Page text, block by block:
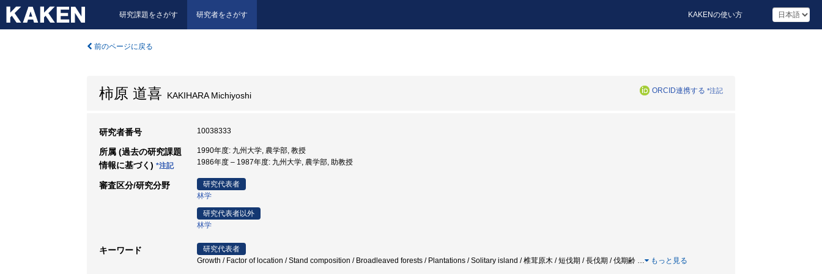
研究課題をさがす 研究者をさがす KAKENの使い方
前のページに戻る
柿原 道喜 KAKIHARA Michiyoshi ORCID連携する *注記
研究者番号 10038333
所属 (過去の研究課題
情報に基づく) *注記
1990年度: 九州大学, 農学部, 教授
1986年度 – 1987年度: 九州大学, 農学部, 助教授
審査区分/研究分野
研究代表者
林学
研究代表者以外
林学
キーワード
研究代表者
Growth / Factor of location / Stand composition / Broadleaved forests / Plantations / Solitary island / 椎茸原木 / 短伐期 / 長伐期 / 伐期齢 … もっと見る